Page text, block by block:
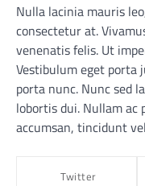
Nulla lacinia mauris
consectetur at.
venenatis felis. Ut
Vestibulum eget porta
porta nunc. Nunc sed
lobortis dui. Nullam ac
accumsan, tincidunt
Twitter